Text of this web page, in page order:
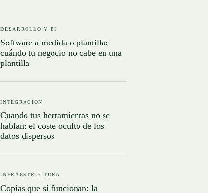
DESARROLLO Y BI
Software a medida o plantilla:
cuándo tu negocio no cabe en una
plantilla
INTEGRACIÓN
Cuando tus herramientas no se
hablan: el coste oculto de los
datos dispersos
INFRAESTRUCTURA
Copias que sí funcionan: la